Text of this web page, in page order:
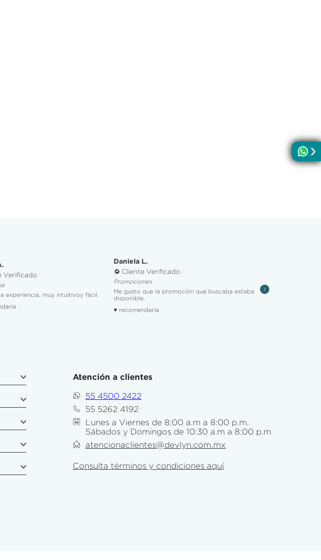
Verificado
experiencia, muy intuitivoy fácil.
Daniela L.
Cliente Verificado
Promociones
Me gusto que la promoción que buscaba estaba
disponible.
♥ recomendaría
Atención a clientes
55 4500 2422
55 5262 4192
Lunes a Viernes de 8:00 a.m a 8:00 p.m.
Sábados y Domingos de 10:30 a.m a 8:00 p.m
atencionaclientes@devlyn.com.mx
Consulta términos y condiciones aquí